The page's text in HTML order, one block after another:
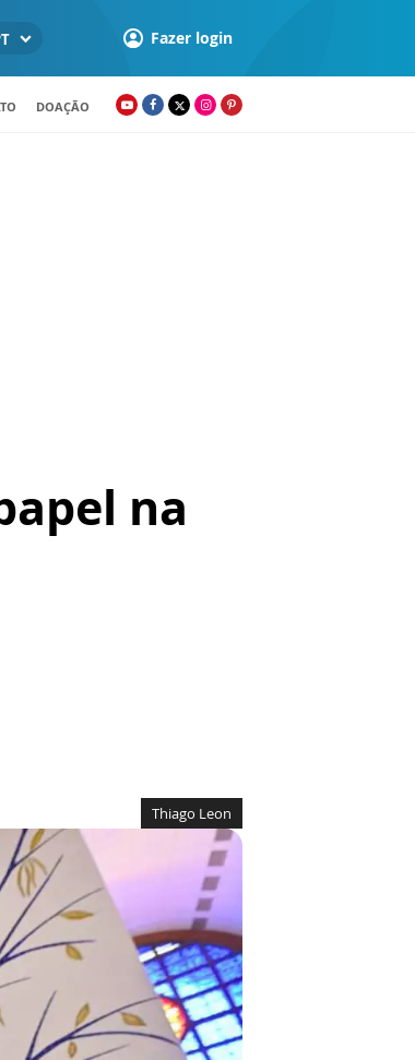
Fazer login
DOAÇÃO
na
Thiago Leon